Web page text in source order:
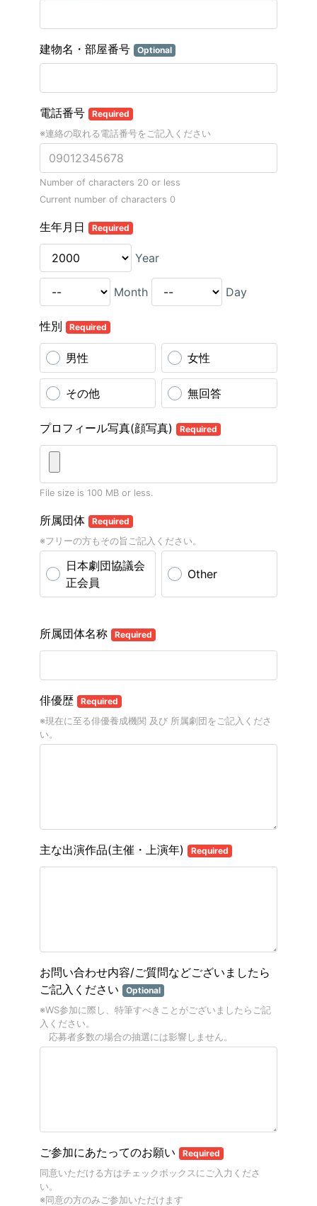
建物名・部屋番号 Optional
電話番号 Required
※連絡の取れる電話番号をご記入ください
Number of characters 20 or less
Current number of characters 0
生年月日 Required
Year
Month Day
性別 Required
男性 女性
その他 無回答
プロフィール写真(顔写真) Required
File size is 100 MB or less.
所属団体 Required
※フリーの方もその旨ご記入ください。
日本劇団協議会
正会員
Other
所属団体名称 Required
俳優歴 Required
※現在に至る俳優養成機関 及び 所属劇団をご記入くださ
い。
主な出演作品(主催・上演年) Required
お問い合わせ内容/ご質問などございましたら
ご記入ください
Optional
※WS参加に際し、特筆すべきことがございましたらご記
入ください。
応募者多数の場合の抽選には影響しません。
ご参加にあたってのお願い Required
同意いただける方はチェックボックスにご入力くださ
い。
※同意の方のみご参加いただけます